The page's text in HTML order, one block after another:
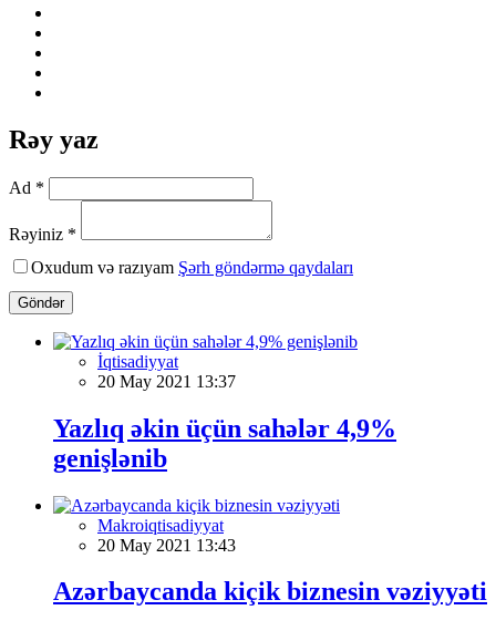
Rəy yaz
Ad *
Rəyiniz *
Oxudum və razıyam Şərh göndərmə qaydaları
Göndər
İqtisadiyyat
20 May 2021 13:37
Yazlıq əkin üçün sahələr 4,9%
genişlənib
Makroiqtisadiyyat
20 May 2021 13:43
Azərbaycanda kiçik biznesin vəziyyəti